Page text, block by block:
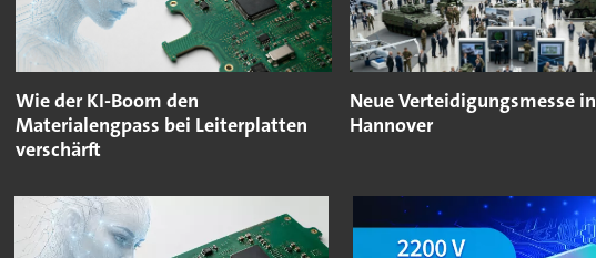
Wie der KI-Boom den
Materialengpass bei Leiterplatten
verschärft
Neue Verteidigungsmesse in
Hannover